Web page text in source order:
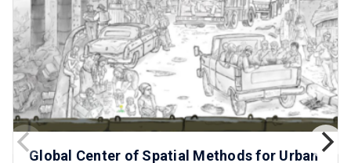
Global Center of Spatial Methods for Urban